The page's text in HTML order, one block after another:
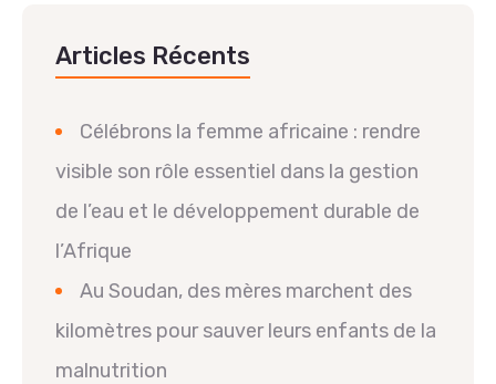
Articles Récents
Célébrons la femme africaine : rendre
visible son rôle essentiel dans la gestion
de l’eau et le développement durable de
l’Afrique
Au Soudan, des mères marchent des
kilomètres pour sauver leurs enfants de la
malnutrition